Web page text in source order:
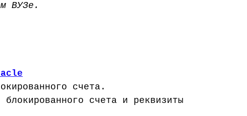
ВУЗе.
счета.
счета и реквизиты